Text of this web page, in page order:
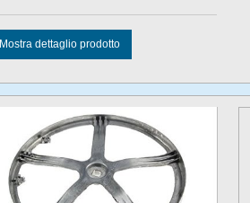
Mostra dettaglio prodotto